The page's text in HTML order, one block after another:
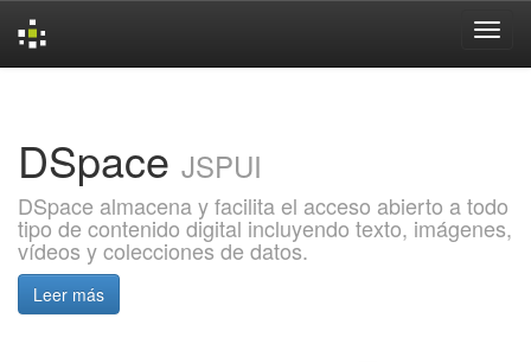
DSpace JSPUI
DSpace almacena y facilita el acceso abierto a todo
tipo de contenido digital incluyendo texto, imágenes,
vídeos y colecciones de datos.
Leer más